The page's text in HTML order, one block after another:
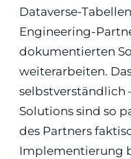
Dataverse-
Engineering-
dokumentierten
weiterarbeiten.
selbstverständlich
Solutions sind so
des Partners
Implementierung